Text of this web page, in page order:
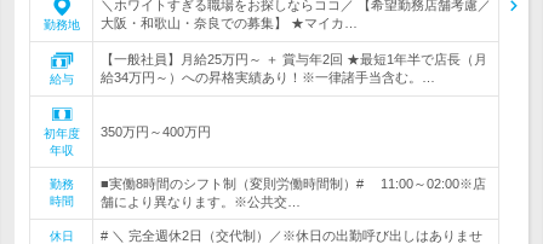
勤務地
＼ホワイトすぎる職場をお探しならココ／ 【希望勤務店舗考慮／
大阪・和歌山・奈良での募集】 ★マイカ…
給与
【一般社員】月給25万円～ ＋ 賞与年2回 ★最短1年半で店長（月
給34万円～）への昇格実績あり！※一律諸手当含む。…
初年度
年収
350万円～400万円
勤務
時間
■実働8時間のシフト制（変則労働時間制）# 11:00～02:00※店
舗により異なります。※公共交…
休日
# ＼ 完全週休2日（交代制）／※休日の出勤呼び出しはありませ